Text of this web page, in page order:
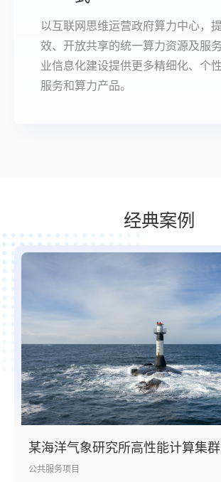
以互联网思维运营政府算力中心，
效、开放共享的统一算力资源及服
业信息化建设提供更多精细化、个
服务和算力产品。
经典案例
某海洋气象研究所高性能计算集
公共服务项目